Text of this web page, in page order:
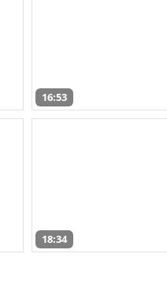
16:53
18:34